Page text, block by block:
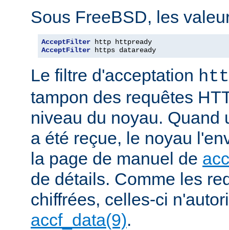
Sous FreeBSD, les
AcceptFilter
AcceptFilter https dataready
Le filtre d'acceptation
tampon des requêtes
niveau du noyau. Quand
a été reçue, le noyau
la page de manuel de
de détails. Comme les
chiffrées, celles-ci
accf_data(9).